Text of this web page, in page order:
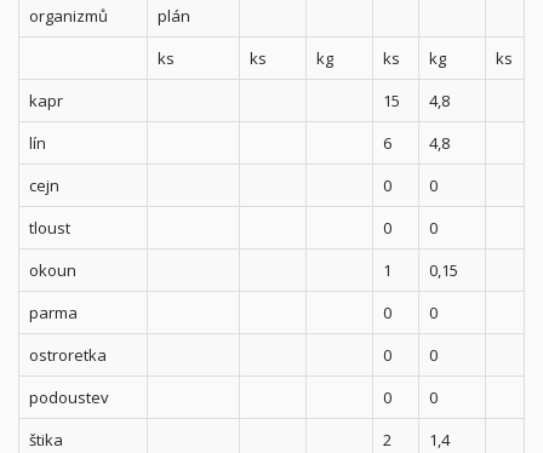
organizmů
plán
ks
ks kg ks kg
ks
kapr
15
4,8
lín
6
4,8
cejn
0
0
tloust
0
0
okoun
1
0,15
parma
0
0
ostroretka
0
0
podoustev
0
0
štika
2
1,4